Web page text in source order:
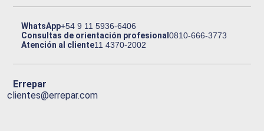
WhatsApp+54 9 11 5936-6406
Consultas de orientación profesional0810-666-3773
Atención al cliente11 4370-2002
Errepar
clientes@errepar.com